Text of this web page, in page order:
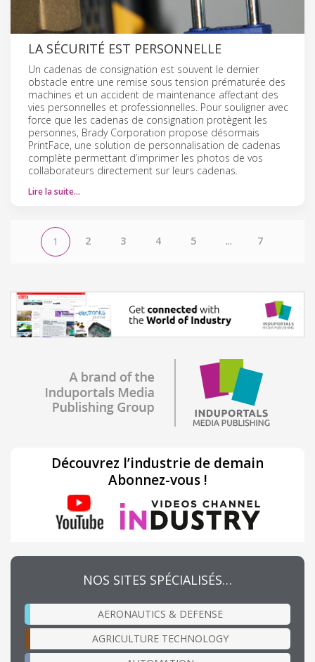
LA SÉCURITÉ EST PERSONNELLE
Un cadenas de consignation est souvent le dernier
obstacle entre une remise sous tension prématurée des
machines et un accident de maintenance affectant des
vies personnelles et professionnelles. Pour souligner avec
force que les cadenas de consignation protègent les
personnes, Brady Corporation propose désormais
PrintFace, une solution de personnalisation de cadenas
complète permettant d’imprimer les photos de vos
collaborateurs directement sur leurs cadenas.
Lire la suite…
1 2 3 4 5 ... 7
Découvrez l’industrie de demain
Abonnez-vous !
NOS SITES SPÉCIALISÉS…
AERONAUTICS & DEFENSE
AGRICULTURE TECHNOLOGY